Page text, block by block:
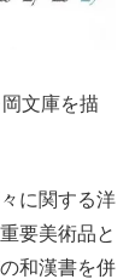
文庫を描
に関する洋
要美術品と
和漢書を併